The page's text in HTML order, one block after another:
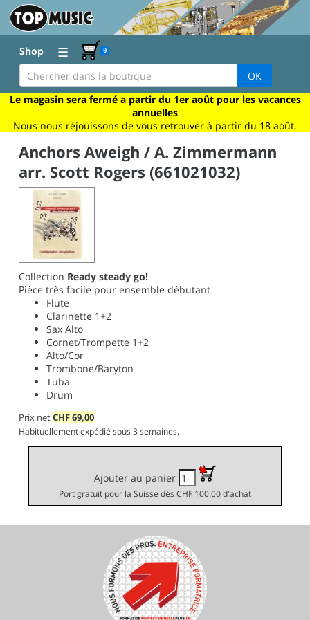
Shop ☰ 0
OK
Le magasin sera fermé a partir du 1er août pour les vacances
annuelles
Nous nous réjouissons de vous retrouver à partir du 18 août.
Anchors Aweigh / A. Zimmermann
arr. Scott Rogers (661021032)
Collection Ready steady go!
Pièce très facile pour ensemble débutant
Flute
Clarinette 1+2
Sax Alto
Cornet/Trompette 1+2
Alto/Cor
Trombone/Baryton
Tuba
Drum
Prix netCHF69,00
Habituellement expédié sous 3 semaines.
Ajouter au panier
Port gratuit pour la Suisse dès CHF 100.00 d'achat